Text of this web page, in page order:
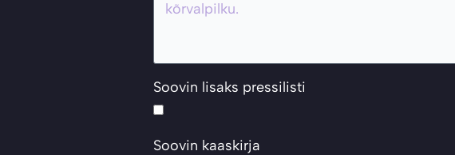
Soovin lisaks pressilisti
Soovin kaaskirja